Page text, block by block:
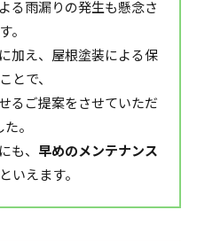
る雨漏りの発生も懸念さ
。
加え、屋根塗装による保
とで、
るご提案をさせていただ
。
、 早めのメンテナンス
いえます。